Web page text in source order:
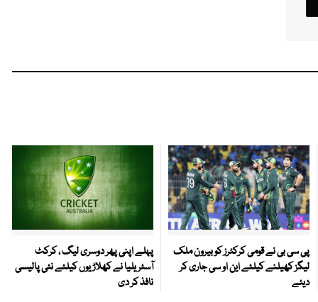
پی سی بی نے قومی کرکٹرز کو بیرون ملک
لیگز کھیلنے کیلئے این او سی جاری کر
دیئے
پہلے اپنی پھر دوسری لیگ ، کرکٹ
آسٹریلیا نے کھلاڑیوں کیلئے نئی پالیسی
نافذ کر دی